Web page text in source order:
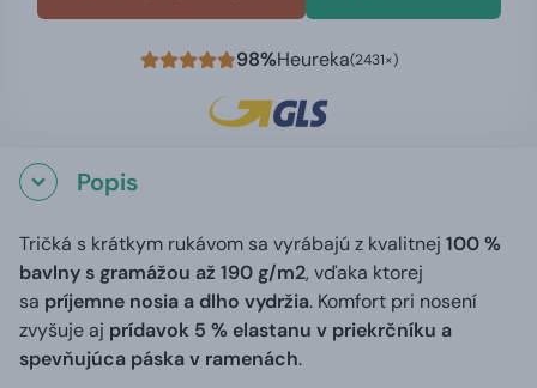
98%Heureka(2431×)
Popis
Tričká s krátkym rukávom sa vyrábajú z kvalitnej 100 %
bavlny s gramážou až 190 g/m2, vďaka ktorej
sa príjemne nosia a dlho vydržia. Komfort pri nosení
zvyšuje aj prídavok 5 % elastanu v priekrčníku a
spevňujúca páska v ramenách.